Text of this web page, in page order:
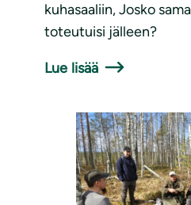
kuhasaaliin, Josko
toteutuisi jälleen?
Lue lisää